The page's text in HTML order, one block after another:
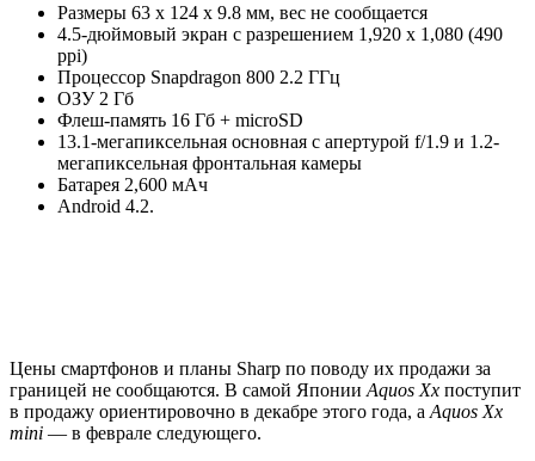
Размеры 63 x 124 x 9.8 мм, вес не сообщается
4.5-дюймовый экран с разрешением 1,920 x 1,080 (490
ppi)
Процессор Snapdragon 800 2.2 ГГц
ОЗУ 2 Гб
Флеш-память 16 Гб + microSD
13.1-мегапиксельная основная с апертурой f/1.9 и 1.2-
мегапиксельная фронтальная камеры
Батарея 2,600 мАч
Android 4.2.
Цены смартфонов и планы Sharp по поводу их продажи за
границей не сообщаются. В самой Японии Aquos Xx поступит
в продажу ориентировочно в декабре этого года, а Aquos Xx
mini — в феврале следующего.